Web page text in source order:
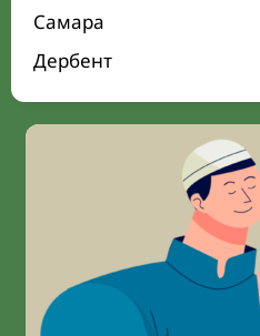
Самара
Дербент